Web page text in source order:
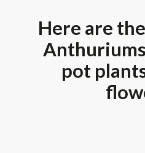
Here are
pot